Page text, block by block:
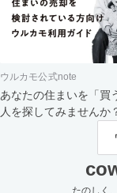
ウルカモ公式note
あなたの住まいを「買
人を探してみませんか
たのしく